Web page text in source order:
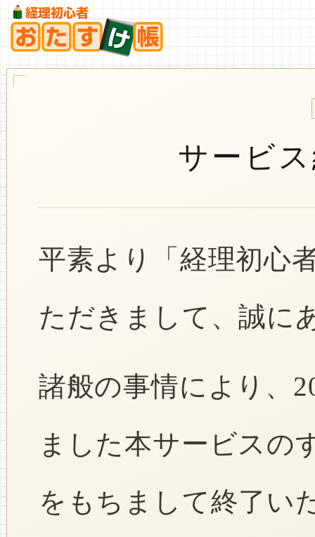
サービ
平素より「経理初心
ただきまして、誠に
諸般の事情により、
ました本サービスの
をもちまして終了い